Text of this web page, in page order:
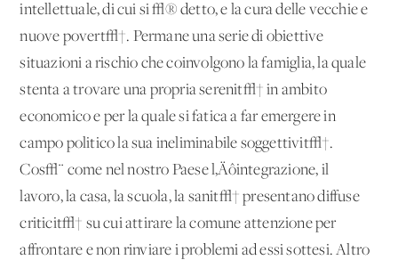
intellettuale, di cui si √® detto, e la cura delle vecchie e
nuove povert√†. Permane una serie di obiettive
situazioni a rischio che coinvolgono la famiglia, la quale
stenta a trovare una propria serenit√† in ambito
economico e per la quale si fatica a far emergere in
campo politico la sua ineliminabile soggettivit√†.
Cos√¨ come nel nostro Paese l‚Äôintegrazione, il
lavoro, la casa, la scuola, la sanit√† presentano diffuse
criticit√† su cui attirare la comune attenzione per
affrontare e non rinviare i problemi ad essi sottesi. Altro